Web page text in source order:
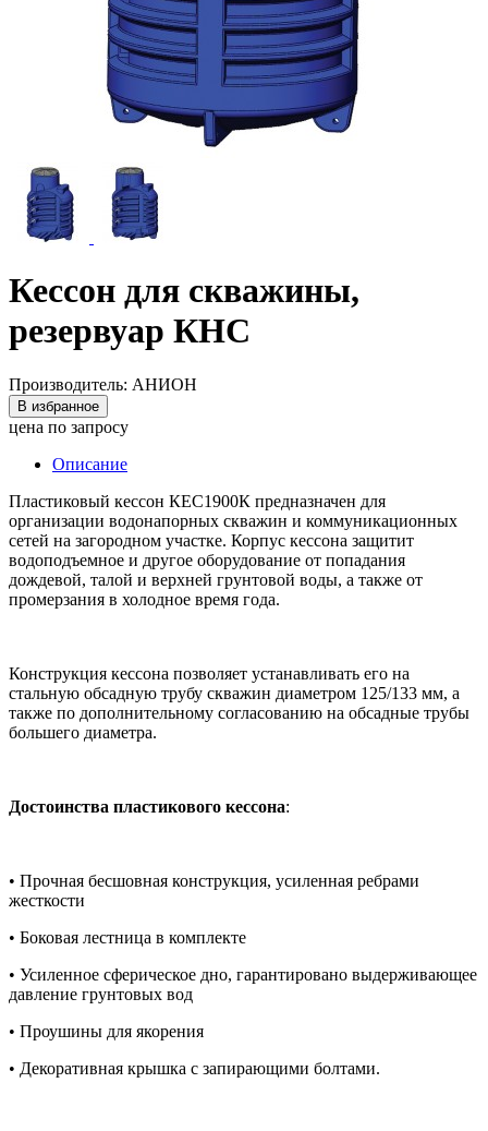
Кессон для скважины,
резервуар КНС
Производитель: АНИОН
В избранное
цена по запросу
Описание
Пластиковый кессон КЕС1900К предназначен для
организации водонапорных скважин и коммуникационных
сетей на загородном участке. Корпус кессона защитит
водоподъемное и другое оборудование от попадания
дождевой, талой и верхней грунтовой воды, а также от
промерзания в холодное время года.
Конструкция кессона позволяет устанавливать его на
стальную обсадную трубу скважин диаметром 125/133 мм, а
также по дополнительному согласованию на обсадные трубы
большего диаметра.
Достоинства пластикового кессона:
• Прочная бесшовная конструкция, усиленная ребрами
жесткости
• Боковая лестница в комплекте
• Усиленное сферическое дно, гарантировано выдерживающее
давление грунтовых вод
• Проушины для якорения
• Декоративная крышка с запирающими болтами.